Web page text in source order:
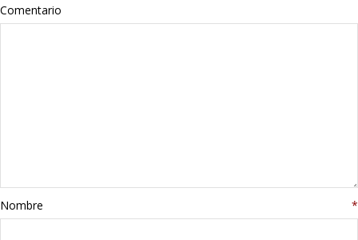
Informática
Stanley
Comentario
Nombre *